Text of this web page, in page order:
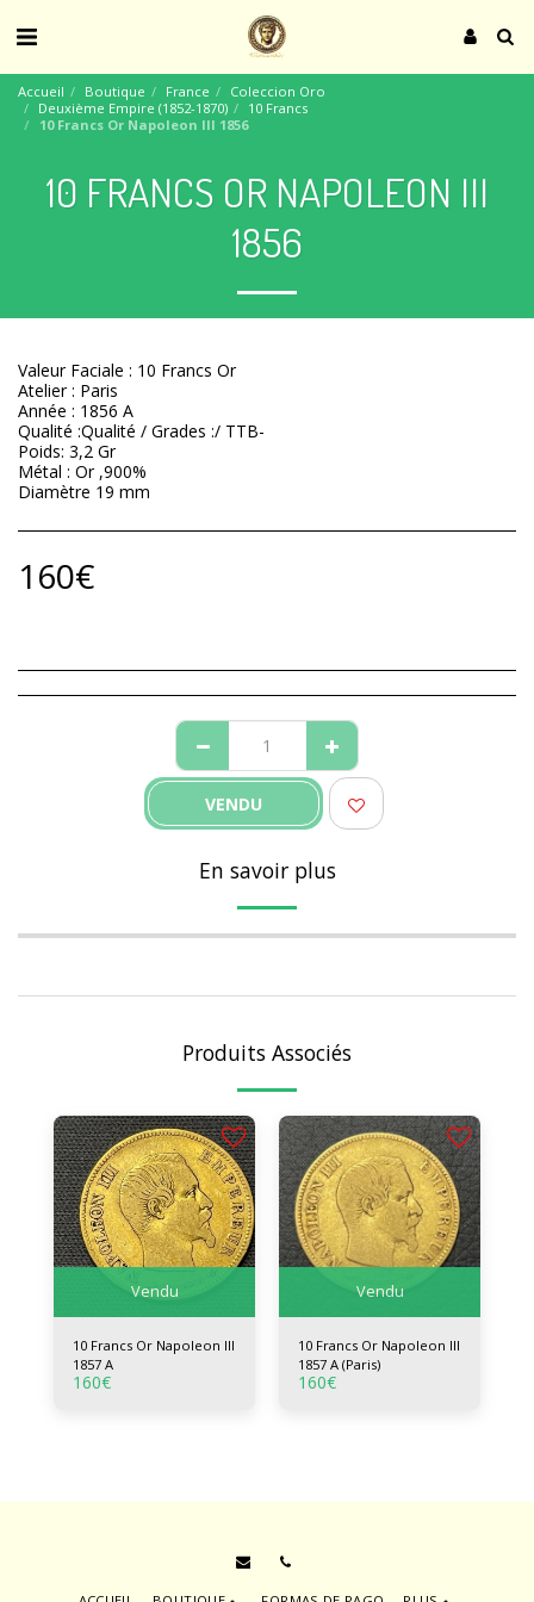
Accueil Boutique France
Coleccion Oro
Deuxième Empire (1852-1870)
10 Francs
10 Francs Or Napoleon III 1856
10 FRANCS OR NAPOLEON III
1856
Valeur Faciale : 10 Francs Or
Atelier : Paris
Année : 1856 A
Qualité :Qualité / Grades :/ TTB-
Poids: 3,2 Gr
Métal : Or ,900%
Diamètre 19 mm
160€
VENDU
En savoir plus
Produits Associés
Vendu
10 Francs Or Napoleon III
1857 A
160€
Vendu
10 Francs Or Napoleon III
1857 A (Paris)
160€